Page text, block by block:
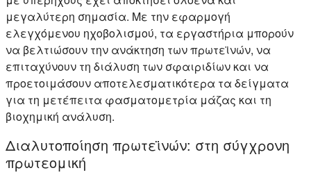
μεγαλύτερη σημασία. Με την εφαρμογή
ελεγχόμενου ηχοβολισμού, τα εργαστήρια μπορούν
να βελτιώσουν την ανάκτηση των πρωτεϊνών, να
επιταχύνουν τη διάλυση των σφαιριδίων και να
προετοιμάσουν αποτελεσματικότερα τα δείγματα
για τη μετέπειτα φασματομετρία μάζας και τη
βιοχημική ανάλυση.
Διαλυτοποίηση πρωτεϊνών: στη σύγχρονη
πρωτεομική